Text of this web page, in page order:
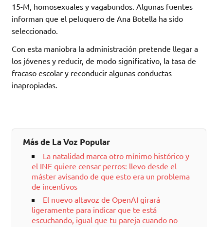
15-M, homosexuales y vagabundos. Algunas fuentes
informan que el peluquero de Ana Botella ha sido
seleccionado.
Con esta maniobra la administración pretende llegar a
los jóvenes y reducir, de modo significativo, la tasa de
fracaso escolar y reconducir algunas conductas
inapropiadas.
Más de La Voz Popular
La natalidad marca otro mínimo histórico y
el INE quiere censar perros: llevo desde el
máster avisando de que esto era un problema
de incentivos
El nuevo altavoz de OpenAI girará
ligeramente para indicar que te está
escuchando, igual que tu pareja cuando no